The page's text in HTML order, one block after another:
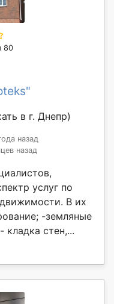
80
в г. Днепр)
назад
назад
услуг по
В их
-земляные
стен,...